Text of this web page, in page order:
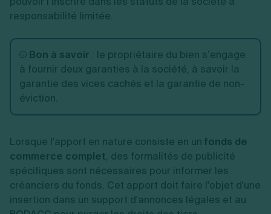
responsabilité limitée.
Bon à savoir : le propriétaire du bien s’engage
à fournir deux garanties à la société, à savoir la
garantie des vices cachés et la garantie de non-
éviction.
Lorsque l'apport en nature consiste en un fonds de
commerce complet, des formalités de publicité
spécifiques sont nécessaires pour informer les
créanciers du fonds. Cet apport doit faire l'objet d'une
insertion dans un support d'annonces légales et au